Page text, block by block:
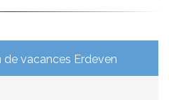
vacances Erdeven